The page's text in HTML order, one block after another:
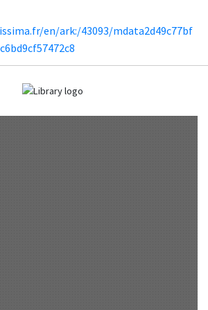
en/ark:/43093/mdata2d49c77bf